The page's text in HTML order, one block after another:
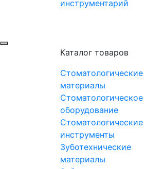
инструментарий
Каталог товаров
Стоматологические
материалы
Стоматологическое
оборудование
Стоматологические
инструменты
Зуботехнические
материалы